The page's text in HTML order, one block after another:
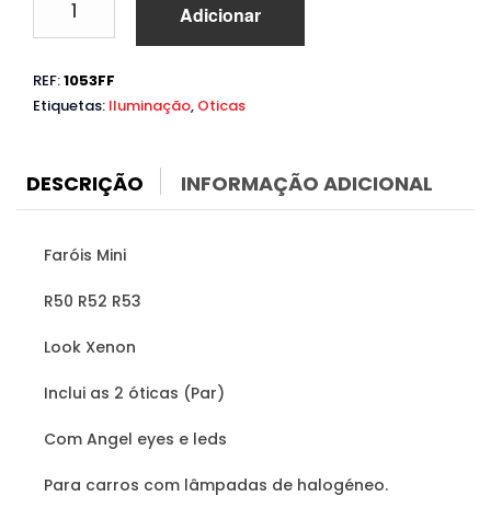
Faróis
R50
R52
a
Xenon
Adicionar
REF:1053FF
Etiquetas: Iluminação, Oticas
DESCRIÇÃO INFORMAÇÃO ADICIONAL
Faróis Mini
R50 R52 R53
Look Xenon
Inclui as 2 óticas (Par)
Com Angel eyes e leds
Para carros com lâmpadas de halogéneo.